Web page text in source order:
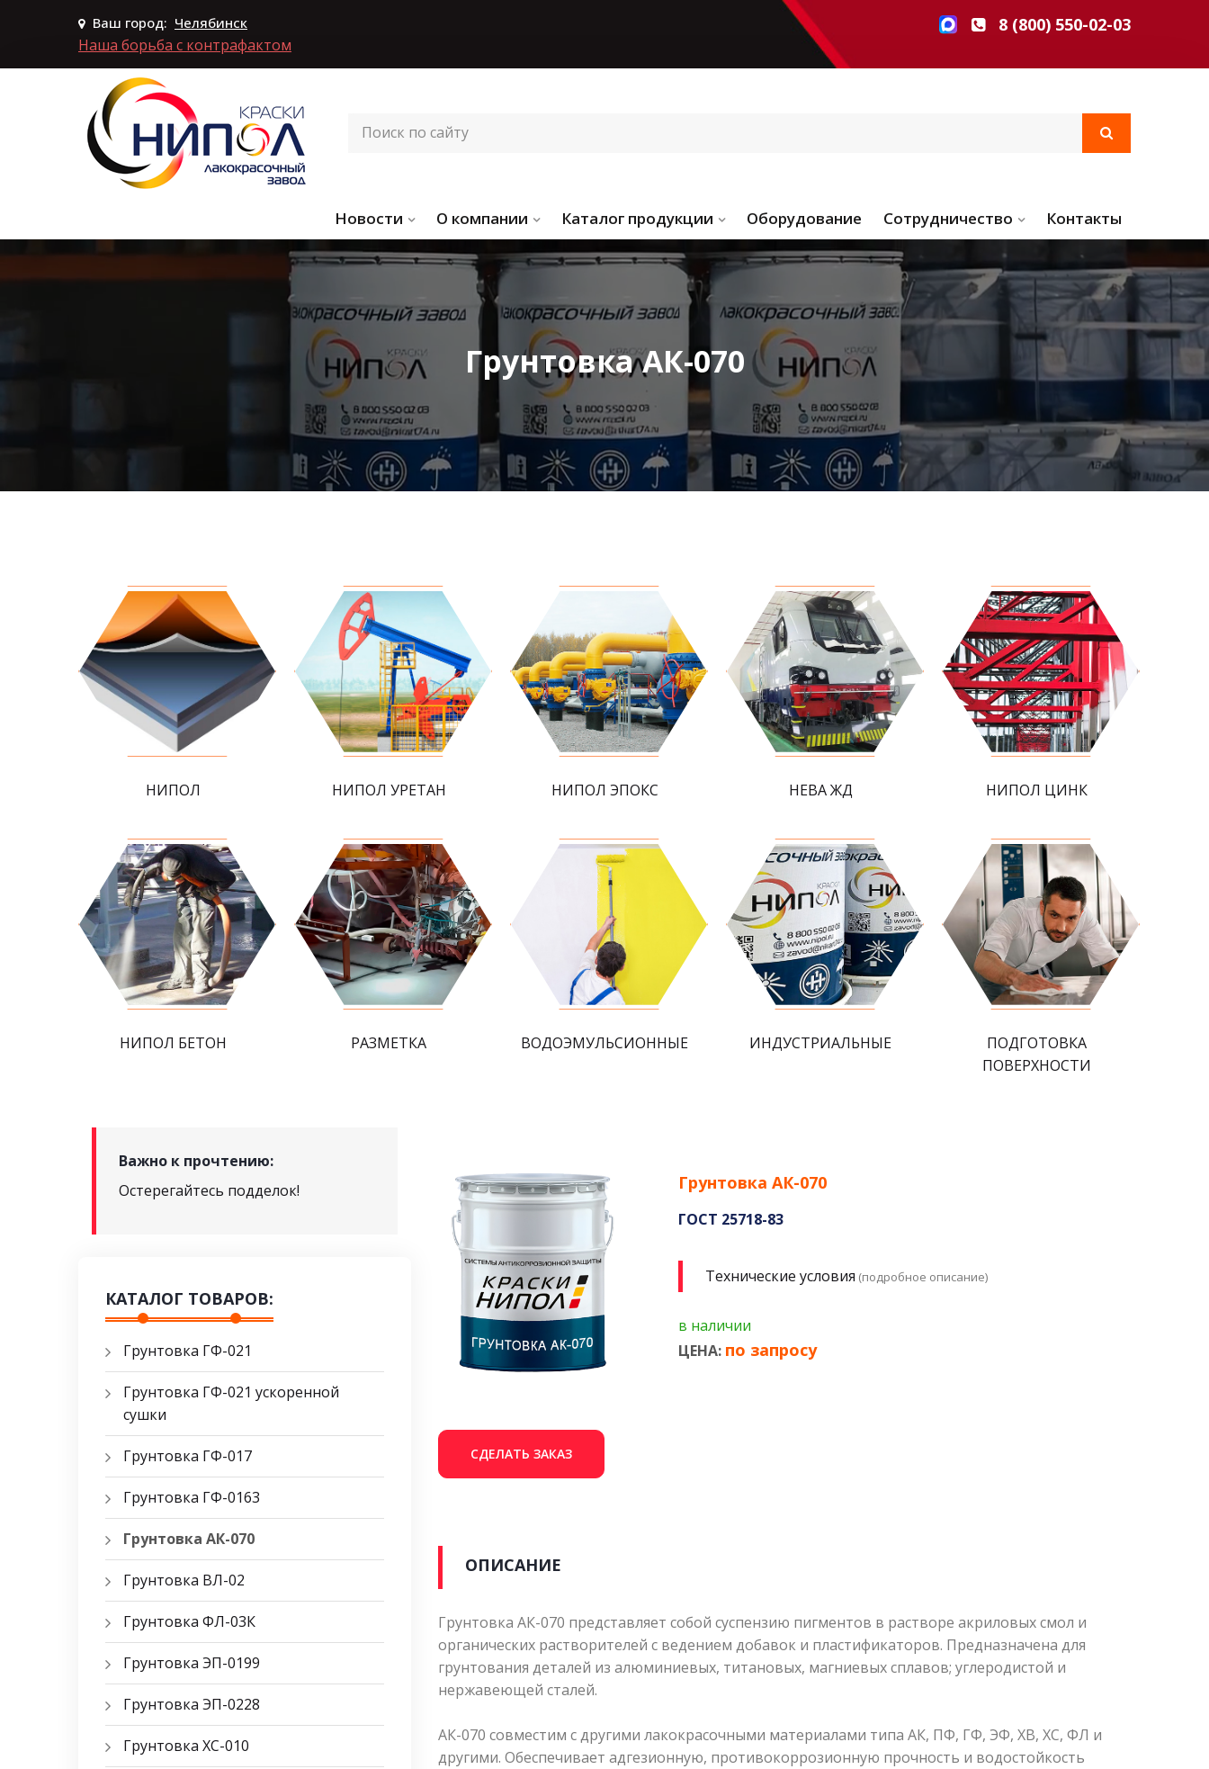
Ваш город: Челябинск
Наша борьба с контрафактом
8 (800) 550-02-03
Новости О компании Каталог продукции Оборудование Сотрудничество Контакты
Грунтовка АК-070
НИПОЛ НИПОЛ УРЕТАН НИПОЛ ЭПОКС НЕВА ЖД НИПОЛ ЦИНК
НИПОЛ БЕТОН РАЗМЕТКА ВОДОЭМУЛЬСИОННЫЕ ИНДУСТРИАЛЬНЫЕ
ПОДГОТОВКА
ПОВЕРХНОСТИ
Важно к прочтению:
Остерегайтесь подделок!
КАТАЛОГ ТОВАРОВ:
Грунтовка ГФ-021
Грунтовка ГФ-021 ускоренной
сушки
Грунтовка ГФ-017
Грунтовка ГФ-0163
Грунтовка АК-070
Грунтовка ВЛ-02
Грунтовка ФЛ-03К
Грунтовка ЭП-0199
Грунтовка ЭП-0228
Грунтовка ХС-010
Грунтовка АК-070
ГОСТ 25718-83
Технические условия (подробное описание)
в наличии
ЦЕНА: по запросу
СДЕЛАТЬ ЗАКАЗ
ОПИСАНИЕ
Грунтовка АК-070 представляет собой суспензию пигментов в растворе акриловых смол и
органических растворителей с ведением добавок и пластификаторов. Предназначена для
грунтования деталей из алюминиевых, титановых, магниевых сплавов; углеродистой и
нержавеющей сталей.
АК-070 совместим с другими лакокрасочными материалами типа АК, ПФ, ГФ, ЭФ, ХВ, ХС, ФЛ и
другими. Обеспечивает адгезионную, противокоррозионную прочность и водостойкость